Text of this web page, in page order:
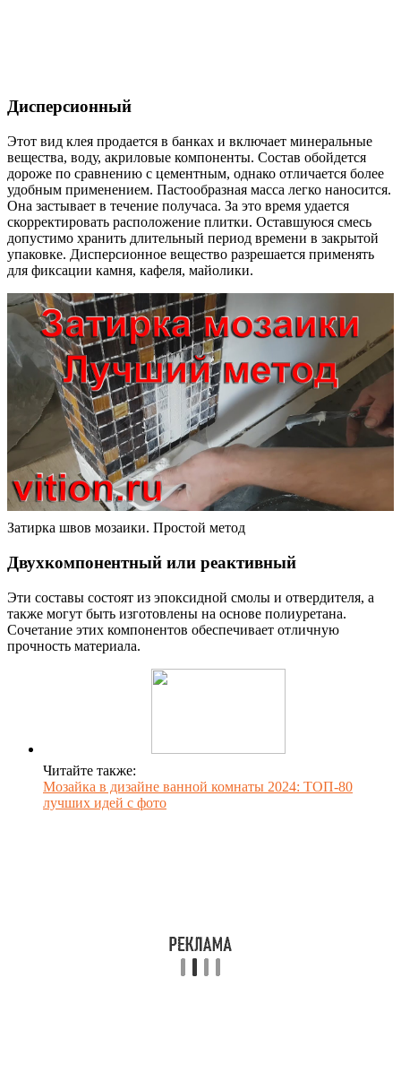
Дисперсионный
Этот вид клея продается в банках и включает минеральные
вещества, воду, акриловые компоненты. Состав обойдется
дороже по сравнению с цементным, однако отличается более
удобным применением. Пастообразная масса легко наносится.
Она застывает в течение получаса. За это время удается
скорректировать расположение плитки. Оставшуюся смесь
допустимо хранить длительный период времени в закрытой
упаковке. Дисперсионное вещество разрешается применять
для фиксации камня, кафеля, майолики.
Затирка швов мозаики. Простой метод
Двухкомпонентный или реактивный
Эти составы состоят из эпоксидной смолы и отвердителя, а
также могут быть изготовлены на основе полиуретана.
Сочетание этих компонентов обеспечивает отличную
прочность материала.
Читайте также:
Мозайка в дизайне ванной комнаты 2024: ТОП-80
лучших идей с фото